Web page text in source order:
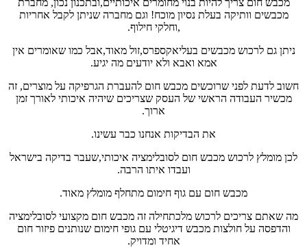
מכבש חום צריך להיות בנוי מחומרים איכותיים,ובתכנון נכון, מחברת
מכבשים וותיקה בעלת נסיון מוכח! וגם מחברה שניתן לקבל אחריות
,וחלקי חילוף.
ניתן גם לרכוש מכבשים בעליאקספרס,זול מאוד,אבל כמו שאומרים אין
אמא ואבא ולא יודעים מה יגיע.
חשוב לדעת לפני שרוכשים מכבש חום להעברת הגרפיקה על מוצרים, זה
מכשיר העבודה הראשי של העסק שצריכים שיהיה איכותי לאורך זמן
ארוך.
את הבדיקות אנחנו כבר עשינו.
לכן מומלץ לרכוש מכבש חום לסובלימציה איכותי,שעבר בדיקה בישראל
ועבדו איתו הרבה.
מכבש חום עם גוף חימום מתחלף מומלץ מאוד.
מה שאתם צריכים לרכוש מלכתחילה זה מכבש חום מקצועי לסובלימציה
והדפסה על חולצות מכבש דיגיטלי עם גופי חימום שנותנים פיזור חום
אחיד ומדויק.